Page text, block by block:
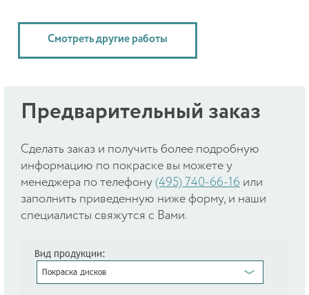
Смотреть другие работы
Предварительный заказ
Cделать заказ и получить более подробную
информацию по покраске вы можете у
менеджера по телефону (495) 740-66-16 или
заполнить приведенную ниже форму, и наши
специалисты свяжутся с Вами.
Вид продукции:
Покраска дисков